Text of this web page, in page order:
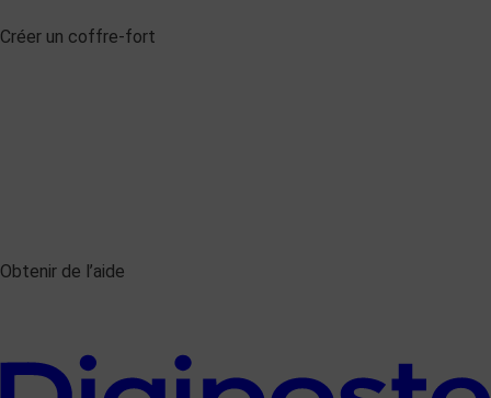
Créer un coffre-fort
Obtenir de l’aide